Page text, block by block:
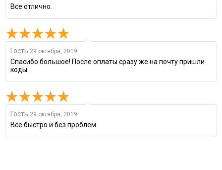
Все отлично.
Гость 29 октября, 2019
Спасибо большое! После оплаты сразу же на почту пришли
коды.
Гость 29 октября, 2019
Все быстро и без проблем